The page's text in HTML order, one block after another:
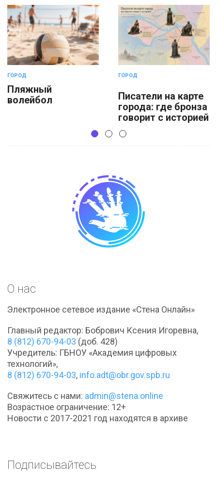
ГОРОД
Пляжный
волейбол
ГОРОД
Писатели на карте
города: где бронза
говорит с историей
О нас
Электронное сетевое издание «Стена Онлайн»
Главный редактор: Бобрович Ксения Игоревна,
8 (812) 670-94-03 (доб. 428)
Учредитель: ГБНОУ «Академия цифровых
технологий»,
8 (812) 670-94-03, info.adt@obr.gov.spb.ru
Свяжитесь с нами: admin@stena.online
Возрастное ограничение: 12+
Новости с 2017-2021 год находятся в архиве
Подписывайтесь